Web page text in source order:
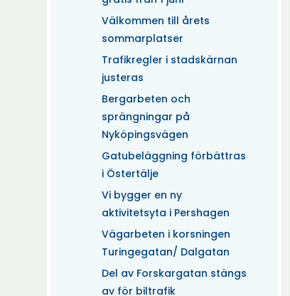
Välkommen till årets
sommarplatser
Trafikregler i stadskärnan
justeras
Bergarbeten och
sprängningar på
Nyköpingsvägen
Gatubeläggning förbättras
i Östertälje
Vi bygger en ny
aktivitetsyta i Pershagen
Vägarbeten i korsningen
Turingegatan/ Dalgatan
Del av Forskargatan stängs
av för biltrafik